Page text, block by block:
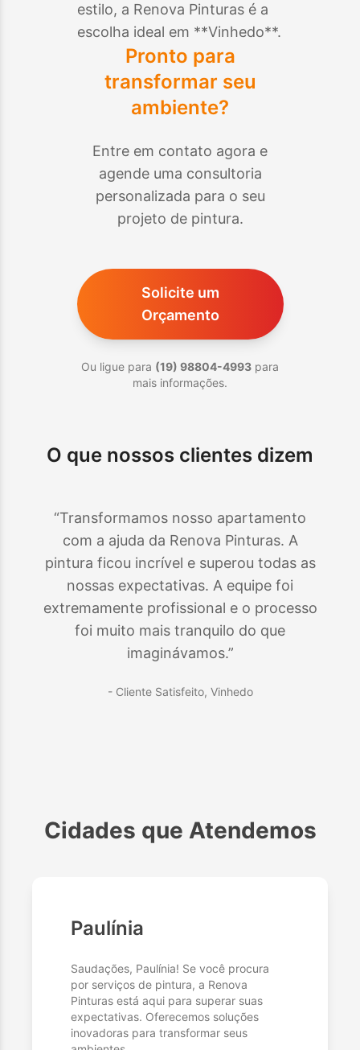
estilo, a Renova Pinturas é a
escolha ideal em **Vinhedo**.
Pronto para
transformar seu
ambiente?
Entre em contato agora e
agende uma consultoria
personalizada para o seu
projeto de pintura.
Solicite um
Orçamento
Ou ligue para (19) 98804-4993 para
mais informações.
O que nossos clientes dizem
“Transformamos nosso apartamento
com a ajuda da Renova Pinturas. A
pintura ficou incrível e superou todas as
nossas expectativas. A equipe foi
extremamente profissional e o processo
foi muito mais tranquilo do que
imaginávamos.”
- Cliente Satisfeito, Vinhedo
Cidades que Atendemos
Paulínia
Saudações, Paulínia! Se você procura
por serviços de pintura, a Renova
Pinturas está aqui para superar suas
expectativas. Oferecemos soluções
inovadoras para transformar seus